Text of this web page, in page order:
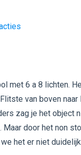
met 6 a 8 lichten.
van boven
zag je het object
door het non
het er niet